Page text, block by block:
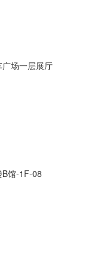
场一层展厅
馆-1F-08